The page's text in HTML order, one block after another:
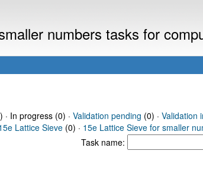
numbers tasks for
In progress (0) · Validation pending (0) · Validation
Lattice Sieve (0) · 15e Lattice Sieve for smaller
Task name: